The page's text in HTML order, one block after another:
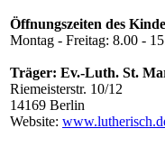
Öffnungszeiten des
Montag - Freitag: 8.00 -
Träger: Ev.-Luth. St.
Riemeisterstr. 10/12
14169 Berlin
Website: